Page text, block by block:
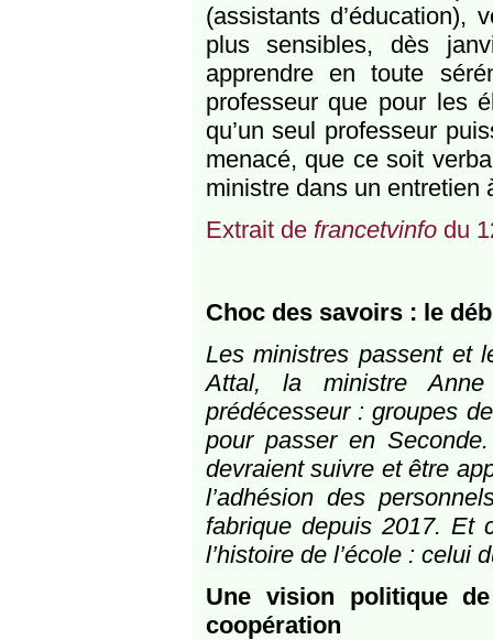
(assistants
plus sensibles, dès
apprendre en toute
professeur que pour les
qu’un seul professeur
menacé, que ce soit
ministre dans un entretien
Extrait de francetvinfodu
Choc des savoirs : le
Les ministres passent et
Attal, la ministre
prédécesseur : groupes
pour passer en
devraient suivre et être
l’adhésion des
fabrique depuis 2017. Et
l’histoire de l’école : celui
Une vision politique
coopération